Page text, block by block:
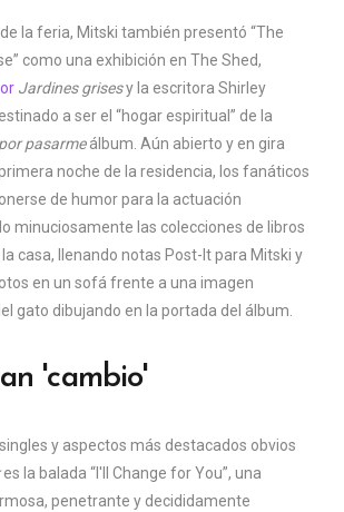
la feria, Mitski también presentó “The
como una exhibición en The Shed,
Jardines grisesy la escritora Shirley
a ser el “hogar espiritual” de la
pasarmeálbum. Aún abierto y en gira
noche de la residencia, los fanáticos
de humor para la actuación
minuciosamente las colecciones de libros
casa, llenando notas Post-It para Mitski y
en un sofá frente a una imagen
gato dibujando en la portada del álbum.
'cambio'
y aspectos más destacados obvios
es la balada “I'll Change for You”, una
penetrante y decididamente